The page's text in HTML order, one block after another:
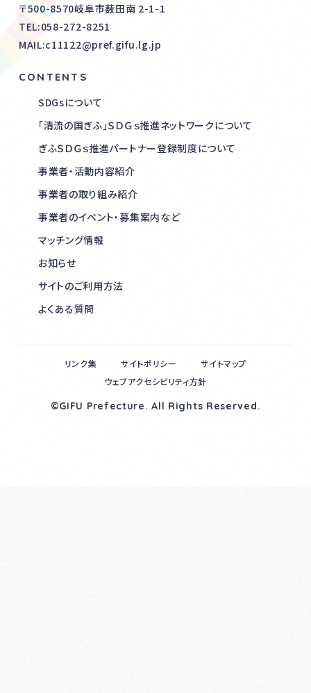
〒500-8570岐阜市薮田南 2-1-1
TEL:058-272-8251
MAIL:c11122@pref.gifu.lg.jp
CONTENTS
SDGsについて
「清流の国ぎふ」ＳＤＧｓ推進ネットワークについて
ぎふＳＤＧｓ推進パートナー登録制度について
事業者・活動内容紹介
事業者の取り組み紹介
事業者のイベント・募集案内など
マッチング情報
お知らせ
サイトのご利用方法
よくある質問
©GIFU Prefecture. All Rights Reserved.
リンク集 サイトポリシー
サイトマップ
ウェブアクセシビリティ方針